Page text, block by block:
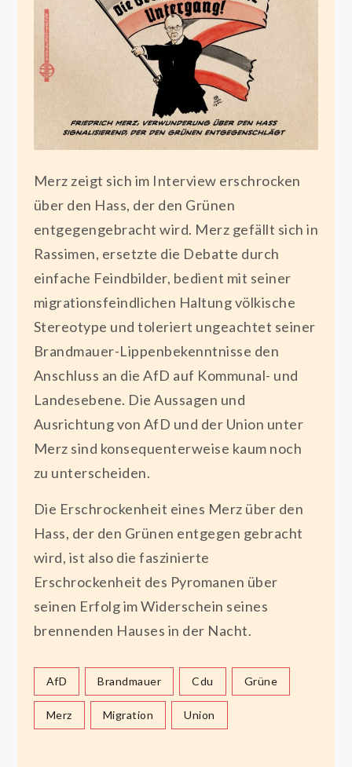
Merz zeigt sich im Interview erschrocken
über den Hass, der den Grünen
entgegengebracht wird. Merz gefällt sich in
Rassimen, ersetzte die Debatte durch
einfache Feindbilder, bedient mit seiner
migrationsfeindlichen Haltung völkische
Stereotype und toleriert ungeachtet seiner
Brandmauer-Lippenbekenntnisse den
Anschluss an die AfD auf Kommunal- und
Landesebene. Die Aussagen und
Ausrichtung von AfD und der Union unter
Merz sind konsequenterweise kaum noch
zu unterscheiden.
Die Erschrockenheit eines Merz über den
Hass, der den Grünen entgegen gebracht
wird, ist also die faszinierte
Erschrockenheit des Pyromanen über
seinen Erfolg im Widerschein seines
brennenden Hauses in der Nacht.
AfD Brandmauer Cdu Grüne
Merz Migration Union